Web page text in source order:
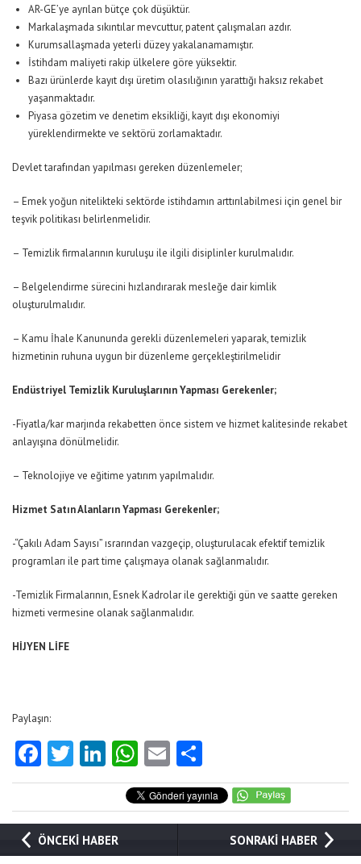
AR-GE’ye ayrılan bütçe çok düşüktür.
Markalaşmada sıkıntılar mevcuttur, patent çalışmaları azdır.
Kurumsallaşmada yeterli düzey yakalanamamıştır.
İstihdam maliyeti rakip ülkelere göre yüksektir.
Bazı ürünlerde kayıt dışı üretim olasılığının yarattığı haksız rekabet
yaşanmaktadır.
Piyasa gözetim ve denetim eksikliği, kayıt dışı ekonomiyi
yüreklendirmekte ve sektörü zorlamaktadır.
Devlet tarafından yapılması gereken düzenlemeler;
– Emek yoğun nitelikteki sektörde istihdamın arttırılabilmesi için genel bir
teşvik politikası belirlenmelidir.
– Temizlik firmalarının kuruluşu ile ilgili disiplinler kurulmalıdır.
– Belgelendirme sürecini hızlandırarak mesleğe dair kimlik
oluşturulmalıdır.
– Kamu İhale Kanununda gerekli düzenlemeleri yaparak, temizlik
hizmetinin ruhuna uygun bir düzenleme gerçekleştirilmelidir
Endüstriyel Temizlik Kuruluşlarının Yapması Gerekenler;
-Fiyatla/kar marjında rekabetten önce sistem ve hizmet kalitesinde rekabet
anlayışına dönülmelidir.
– Teknolojiye ve eğitime yatırım yapılmalıdır.
Hizmet Satın Alanların Yapması Gerekenler;
-“Çakılı Adam Sayısı” ısrarından vazgeçip, oluşturulacak efektif temizlik
programları ile part time çalışmaya olanak sağlanmalıdır.
-Temizlik Firmalarının, Esnek Kadrolar ile gerektiği gün ve saatte gereken
hizmeti vermesine olanak sağlanmalıdır.
HİJYEN LİFE
Paylaşın:
Facebook
Twitter
LinkedIn
WhatsApp
Email
ÖNCEKİ HABER SONRAKİ HABER